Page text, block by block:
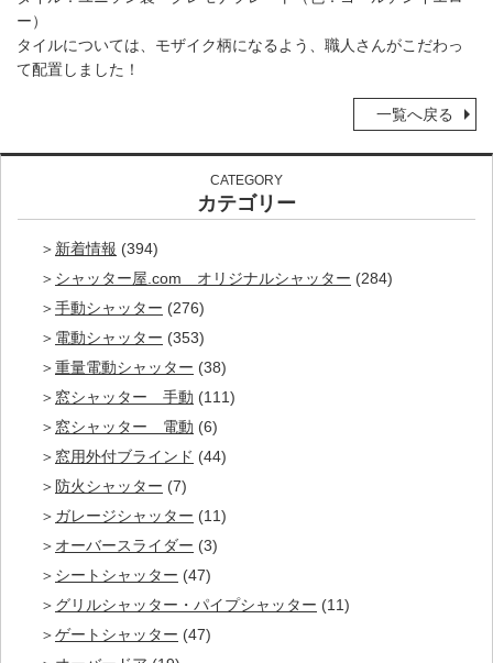
ー）
タイルについては、モザイク柄になるよう、職人さんがこだわっ
て配置しました！
一覧へ戻る
CATEGORY
カテゴリー
新着情報 (394)
シャッター屋.com オリジナルシャッター (284)
手動シャッター (276)
電動シャッター (353)
重量電動シャッター (38)
窓シャッター 手動 (111)
窓シャッター 電動 (6)
窓用外付ブラインド (44)
防火シャッター (7)
ガレージシャッター (11)
オーバースライダー (3)
シートシャッター (47)
グリルシャッター・パイプシャッター (11)
ゲートシャッター (47)